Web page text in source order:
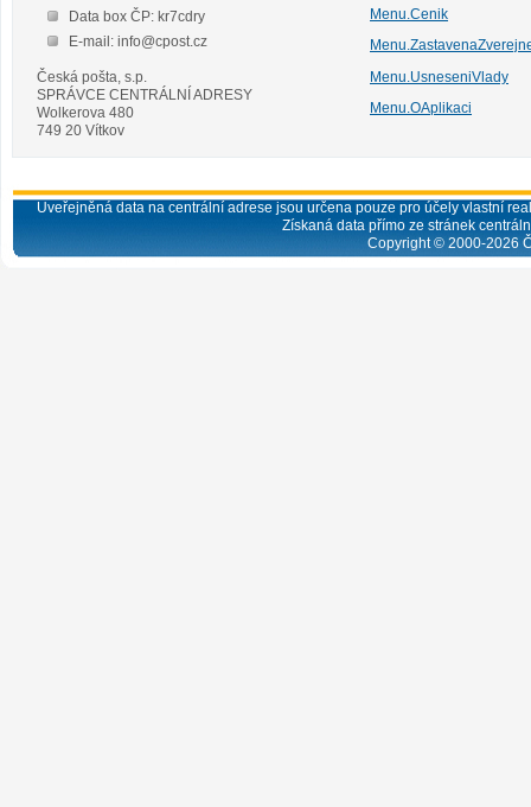
Data box ČP: kr7cdry
E-mail: info@cpost.cz
Česká pošta, s.p.
SPRÁVCE CENTRÁLNÍ ADRESY
Wolkerova 480
749 20 Vítkov
Menu.Cenik
Menu.UsneseniVlady
Menu.OAplikaci
Uveřejněná data na centrální adrese jsou určena pouze pro účely vlastní
Získaná data přímo ze stránek
Copyright © 2000-2026